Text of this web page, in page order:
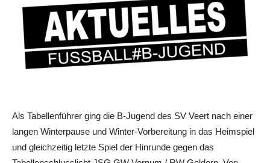
Als Tabellenführer ging die B-Jugend des SV Veert nach einer
langen Winterpause und Winter-Vorbereitung in das Heimspiel
und gleichzeitig letzte Spiel der Hinrunde gegen das